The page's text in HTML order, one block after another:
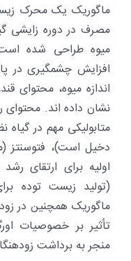
ماگوریک یک محرک
مصرف در دوره
میوه طراحی شده
افزایش چشمگیری در
اندازه میوه، محتوای
نشان داده ­اند.
متابولیکی مهم در گیاه
دخیل است)، فتوسنتز
اولیه برای ارتقای
(تولید زیست توده
ماگوریک همچنین در
تأثیر بر خصوصیات
منجر به برداشت